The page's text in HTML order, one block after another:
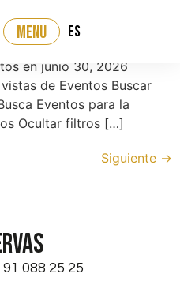
MENU ES
Eventos
en junio 30, 2026
de Eventos Buscar
Eventos para la
Ocultar filtros […]
Siguiente →
088 25 25